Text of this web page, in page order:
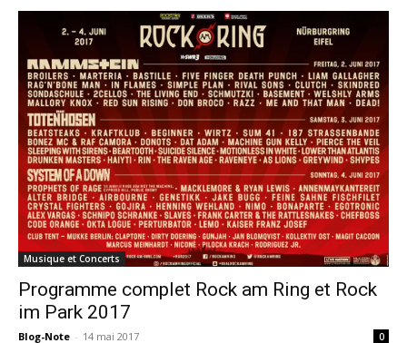
Musique et Concerts
Programme complet Rock am Ring et Rock
im Park 2017
Blog-Note - 14 mai 2017 0